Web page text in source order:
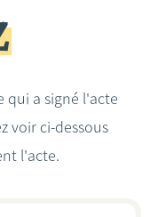
qui a signé l'acte
voir ci-dessous
l'acte.